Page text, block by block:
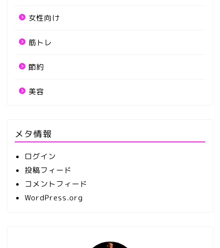
女性向け
筋トレ
節約
美容
メタ情報
ログイン
投稿フィード
コメントフィード
WordPress.org